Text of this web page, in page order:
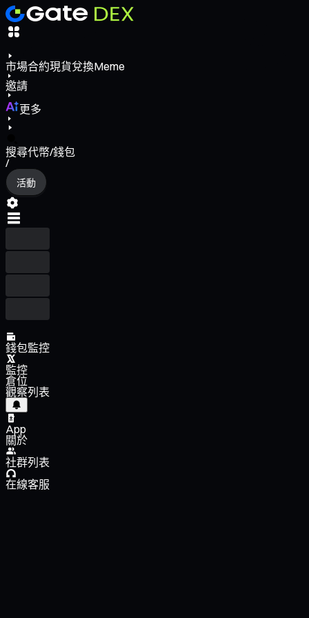
市場合約現貨兌換Meme
邀請
更多
搜尋代幣/錢包
/
活動
錢包監控
監控
倉位
觀察列表
App
關於
社群列表
在線客服